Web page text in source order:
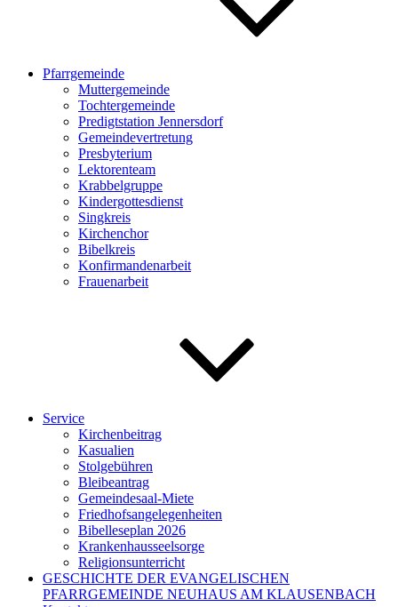
Pfarrgemeinde
Muttergemeinde
Tochtergemeinde
Predigtstation Jennersdorf
Gemeindevertretung
Presbyterium
Lektorenteam
Krabbelgruppe
Kindergottesdienst
Singkreis
Kirchenchor
Bibelkreis
Konfirmandenarbeit
Frauenarbeit
Service
Kirchenbeitrag
Kasualien
Stolgebühren
Bleibeantrag
Gemeindesaal-Miete
Friedhofsangelegenheiten
Bibelleseplan 2026
Krankenhausseelsorge
Religionsunterricht
GESCHICHTE DER EVANGELISCHEN
PFARRGEMEINDE NEUHAUS AM KLAUSENBACH